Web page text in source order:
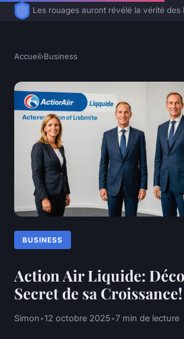
Les rouages auront révélé la vérité des
Accueil›Business
BUSINESS
Action Air Liquide:
Secret de sa Croissance!
Simon•12 octobre 2025•7 min de lecture